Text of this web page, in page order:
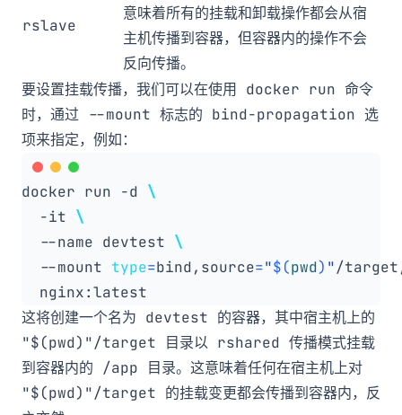
rslave
意味着所有的挂载和卸载操作都会从宿
主机传播到容器，但容器内的操作不会
反向传播。
要设置挂载传播，我们可以在使用 docker run 命令
时，通过 --mount 标志的 bind-propagation 选
项来指定，例如：
docker run -d
  -it
  --name devtest
  --mount
type=bind,source="$(pwd) "/
这将创建一个名为 devtest 的容器，其中宿主机上的
"$(pwd)"/target 目录以 rshared 传播模式挂载
到容器内的 /app 目录。这意味着任何在宿主机上对
"$(pwd)"/target 的挂载变更都会传播到容器内，反